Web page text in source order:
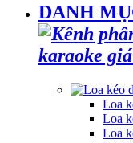
DANH
Loa
Loa
Loa